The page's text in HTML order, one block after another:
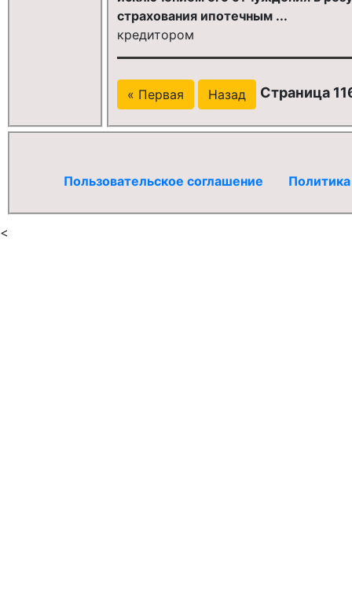
страхования ипотечным ...
кредитором
« Первая Назад Страница
Пользовательское соглашение
<